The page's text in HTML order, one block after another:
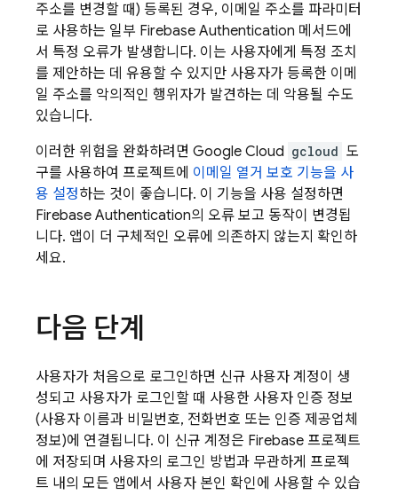
주소를 변경할 때) 등록된 경우, 이메일 주소를 파라미터
로 사용하는 일부 Firebase Authentication 메서드에
서 특정 오류가 발생합니다. 이는 사용자에게 특정 조치
를 제안하는 데 유용할 수 있지만 사용자가 등록한 이메
일 주소를 악의적인 행위자가 발견하는 데 악용될 수도
있습니다.
이러한 위험을 완화하려면 Google Cloud gcloud 도
구를 사용하여 프로젝트에 이메일 열거 보호 기능을 사
용 설정하는 것이 좋습니다. 이 기능을 사용 설정하면
Firebase Authentication의 오류 보고 동작이 변경됩
니다. 앱이 더 구체적인 오류에 의존하지 않는지 확인하
세요.
다음 단계
사용자가 처음으로 로그인하면 신규 사용자 계정이 생
성되고 사용자가 로그인할 때 사용한 사용자 인증 정보
(사용자 이름과 비밀번호, 전화번호 또는 인증 제공업체
정보)에 연결됩니다. 이 신규 계정은 Firebase 프로젝트
에 저장되며 사용자의 로그인 방법과 무관하게 프로젝
트 내의 모든 앱에서 사용자 본인 확인에 사용할 수 있습